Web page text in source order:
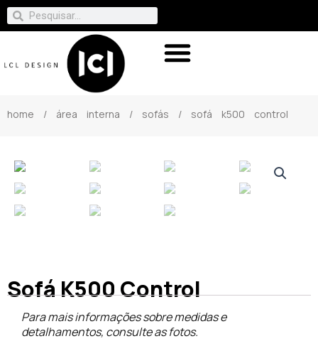
home / área interna / sofás / sofá k500 control
Sofá K500 Control
Para mais informações sobre medidas e
detalhamentos, consulte as fotos.